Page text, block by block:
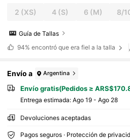
2 (XS) 4(S) 6 (M) 8/
Guía de Tallas
94% encontró que era fiel a la talla
Envío a Argentina
Envío gratis(Pedidos ≥
Entrega estimada: Ago 19 - Ago 28
Devoluciones aceptadas
Pagos seguros · Protección de